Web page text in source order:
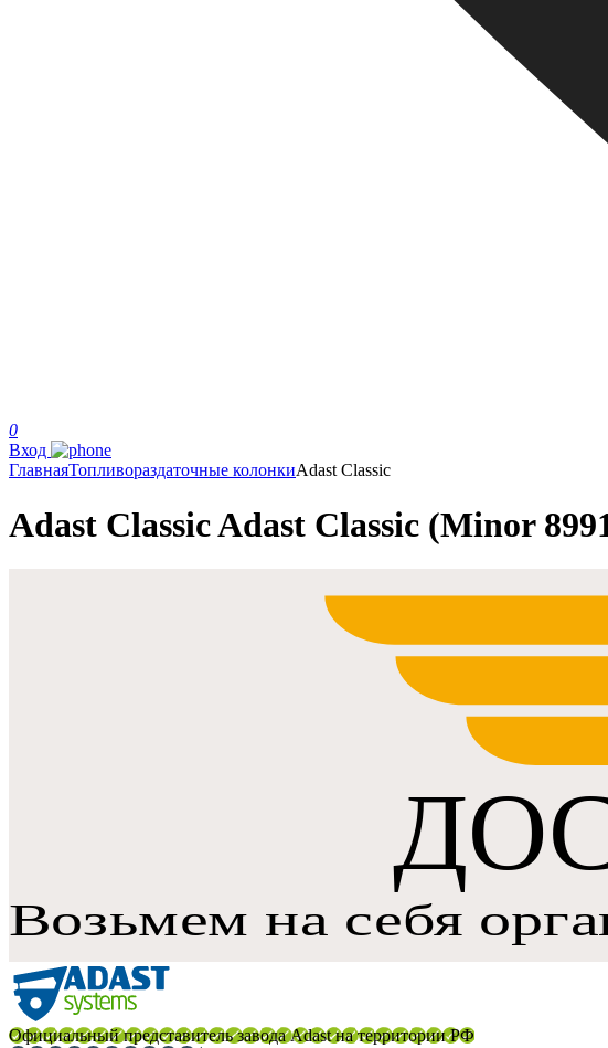
0
Вход
ГлавнаяТопливораздаточные колонкиAdast Classic
Adast Classic Adast Classic (Minor
Официальный представитель завода Adast на территории РФ